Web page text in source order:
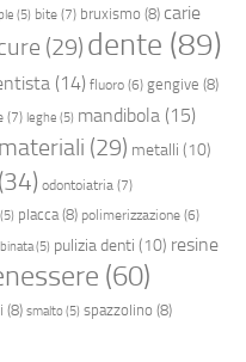
(5) bite (7) bruxismo (8) carie
(29) dente (89)
(14) fluoro (6) gengive (8)
(7) leghe (5) mandibola (15)
materiali (29) metalli (10)
(34) odontoiatria (7)
(5) placca(8) polimerizzazione (6)
(5) pulizia denti (10) resine
(60)
(8) smalto(5) spazzolino (8)